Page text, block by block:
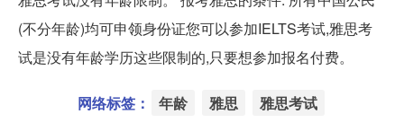
(不分年龄)均可申领身份证您可以参加IELTS考试,雅思考
试是没有年龄学历这些限制的,只要想参加报名付费。
网络标签： 年龄 雅思 雅思考试